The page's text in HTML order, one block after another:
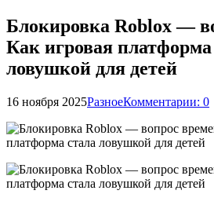
Блокировка Roblox —
Как игровая платформа
ловушкой для детей
16 ноября 2025РазноеКомментарии: 0